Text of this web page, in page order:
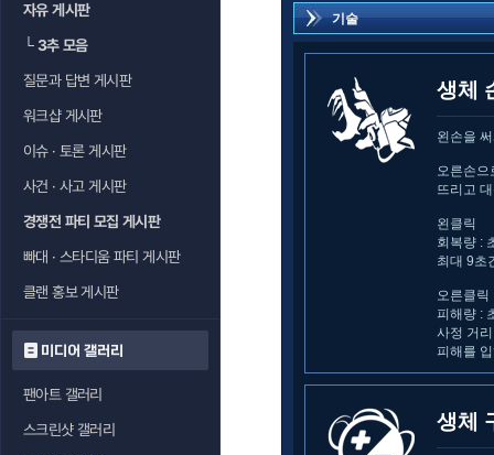
자유 게시판
└3추 모음
질문과 답변 게시판
워크샵 게시판
이슈 · 토론 게시판
사건 · 사고 게시판
경쟁전 파티 모집 게시판
빠대 · 스타디움 파티 게시판
클랜 홍보 게시판
미디어 갤러리
팬아트 갤러리
스크린샷 갤러리
기술
생체
왼손을
오른손으
뜨리고
왼클릭
회복량 :
최대 9초
오른클릭
피해량 :
사정 거
피해를
생체